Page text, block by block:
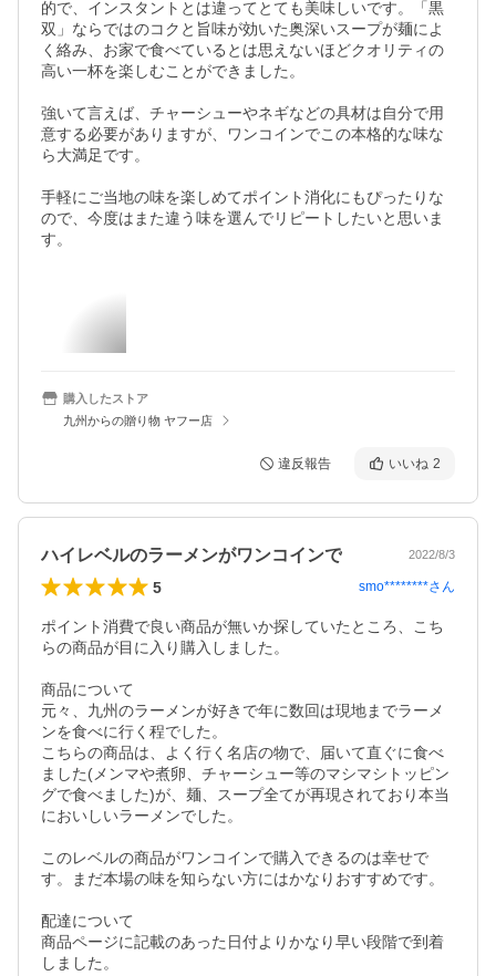
的で、インスタントとは違ってとても美味しいです。「黒
双」ならではのコクと旨味が効いた奥深いスープが麺によ
く絡み、お家で食べているとは思えないほどクオリティの
高い一杯を楽しむことができました。
強いて言えば、チャーシューやネギなどの具材は自分で用
意する必要がありますが、ワンコインでこの本格的な味な
ら大満足です。
手軽にご当地の味を楽しめてポイント消化にもぴったりな
ので、今度はまた違う味を選んでリピートしたいと思いま
す。
購入したストア
九州からの贈り物 ヤフー店
違反報告 いいね 2
ハイレベルのラーメンがワンコインで 2022/8/3
5 smo********さん
ポイント消費で良い商品が無いか探していたところ、こち
らの商品が目に入り購入しました。
商品について
元々、九州のラーメンが好きで年に数回は現地までラーメ
ンを食べに行く程でした。
こちらの商品は、よく行く名店の物で、届いて直ぐに食べ
ました(メンマや煮卵、チャーシュー等のマシマシトッピン
グで食べました)が、麺、スープ全てが再現されており本当
においしいラーメンでした。
このレベルの商品がワンコインで購入できるのは幸せで
す。まだ本場の味を知らない方にはかなりおすすめです。
配達について
商品ページに記載のあった日付よりかなり早い段階で到着
しました。